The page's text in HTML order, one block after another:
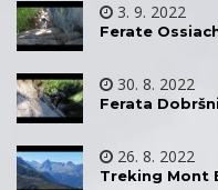
3. 9. 2022
Ferate
30. 8. 2022
Ferata
26. 8. 2022
Treking Mont